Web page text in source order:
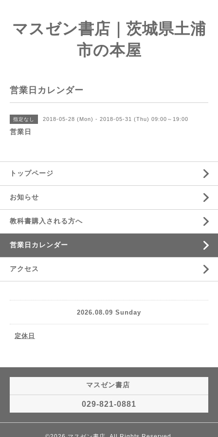
マスゼン書店｜茨城県土浦
市の本屋
営業日カレンダー
指定なし 2018-05-28 (Mon) - 2018-05-31 (Thu) 09:00～19:00
営業日
トップページ
お知らせ
教科書購入される方へ
営業日カレンダー
アクセス
2026.08.09 Sunday
定休日
マスゼン書店
029-821-0881